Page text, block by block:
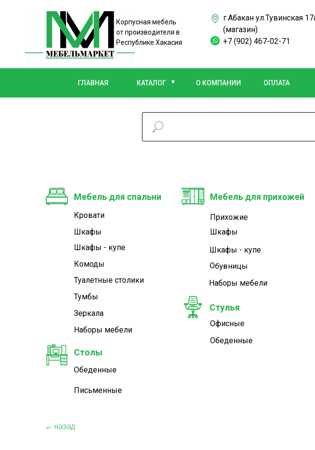
ГЛАВНАЯ О КОМПАНИИ
КАТАЛОГ ОПЛАТА
Корпусная мебель
от производителя в
Республике Хакасия
г.Абакан ул.Тувинская
(магазин)
+7 (902) 467-02-71
Мебель для спальни Мебель для прихожей
Столы
Стулья
Кровати Прихожие
Обеденные
Обеденные
Шкафы
Обувницы
Письменные
Офисные
Комоды
Шкафы - купе
Шкафы - купе
Наборы мебели
Наборы мебели
Туалетные cтолики
Шкафы
Тумбы
Зеркала
← назад